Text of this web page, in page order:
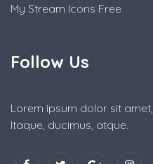
My Stream Icons Free
Follow Us
Lorem ipsum dolor sit
Itaque, ducimus, atque.